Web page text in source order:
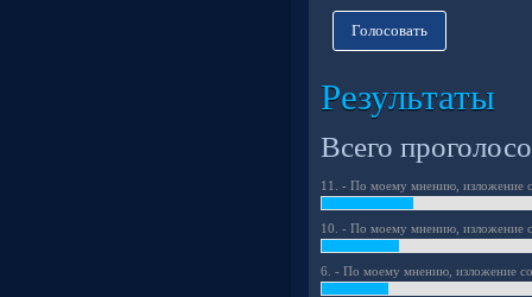
Голосовать
Результаты
Всего
11. - По моему мнению, изложение
10. - По моему мнению, изложение
6. - По моему мнению, изложение